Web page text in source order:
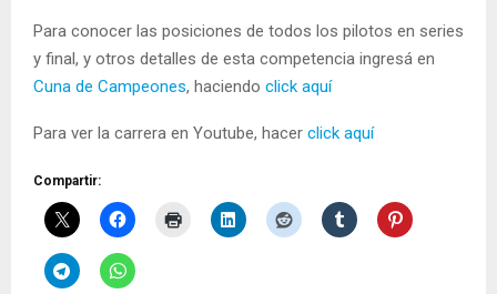
Para conocer las posiciones de todos los pilotos en series
y final, y otros detalles de esta competencia ingresá en
Cuna de Campeones, haciendo click aquí
Para ver la carrera en Youtube, hacer click aquí
Compartir: